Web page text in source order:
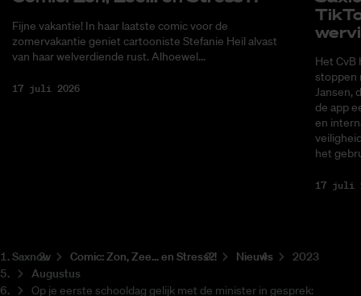
Fijne vakantie! In haar laatste comic voor de
zomervakantie geniet cartooniste Stefanie Heil alvast
van haar welverdiende rust. Alhoewel...
17 juli 2026
Het CvB
stoppen
Jansen,
de app
en
het
17 juli
Saxnow Co­mic: Zon, Zee... en Stress?! Nieuws
2023
Augustus
Op je eerste schooldag gelijk met de minister in gesprek: